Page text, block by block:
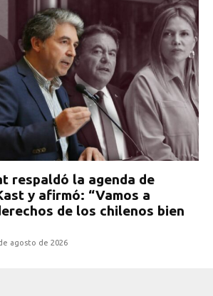
respaldó la agenda de
y afirmó: “Vamos a
de los chilenos bien
agosto de 2026